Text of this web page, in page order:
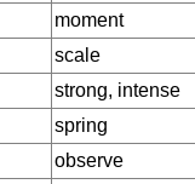
moment
scale
strong, intense
spring
observe